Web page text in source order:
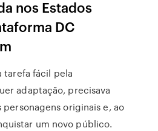
nos Estados
DC
tarefa fácil pela
adaptação, precisava
personagens originais e, ao
um novo público.